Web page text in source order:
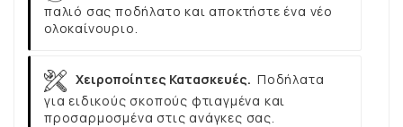
παλιό σας ποδήλατο και αποκτήστε ένα νέο
ολοκαίνουριο.
Χειροποίητες Κατασκευές. Ποδήλατα
για ειδικούς σκοπούς φτιαγμένα και
προσαρμοσμένα στις ανάγκες σας.